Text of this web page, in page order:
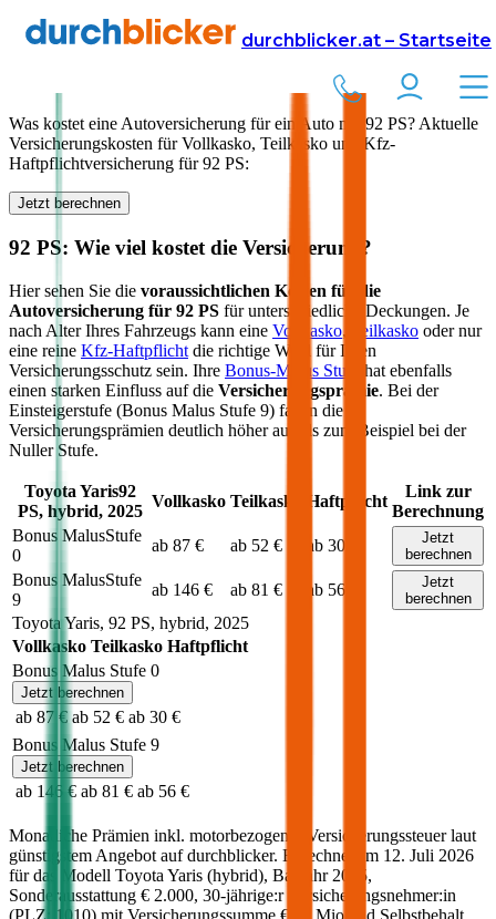
durchblicker.at – Startseite
Versicherung Autoversicherung
PS in Österreich
Was kostet eine Autoversicherung für ein Auto mit 92 PS? Aktuelle
Versicherungskosten für Vollkasko, Teilkasko und Kfz-
Haftpflichtversicherung für92 PS:
Jetzt berechnen
92 PS: Wie viel kostet die Versicherung?
Hier sehen Sie die voraussichtlichen Kosten für die
Autoversicherung für 92 PS für unterschiedliche Deckungen. Je
nach Alter Ihres Fahrzeugs kann eine Vollkasko, Teilkasko oder nur
eine reine Kfz-Haftpflicht die richtige Wahl für Ihren
Versicherungsschutz sein. Ihre Bonus-Malus Stufe
hat ebenfalls
einen starken Einfluss auf die Versicherungsprämie. Bei der
Einsteigerstufe (Bonus Malus Stufe 9) fallen die
Versicherungsprämien deutlich höher aus als zum Beispiel bei der
Nuller Stufe.
Toyota Yaris92
PS, hybrid, 2025
Vollkasko Teilkasko Haftpflicht
Link zur
Berechnung
Bonus MalusStufe
0
ab 87 € ab 52 € ab 30 €
Jetzt
berechnen
Bonus MalusStufe
9
ab 146 € ab 81 € ab 56 €
Jetzt
berechnen
Toyota Yaris, 92 PS, hybrid, 2025
Vollkasko Teilkasko Haftpflicht
Bonus Malus Stufe 0
Jetzt berechnen
ab 87 € ab 52 € ab 30 €
Bonus Malus Stufe 9
Jetzt berechnen
ab 146 € ab 81 € ab 56 €
Monatliche Prämien inkl. motorbezogener Versicherungssteuer laut
günstigstem Angebot auf durchblicker. Berechnet am 12. Juli 2026
für das Modell Toyota Yaris (hybrid), Baujahr 2025,
Sonderausstattung € 2.000, 30-jährige:rVersicherungsnehmer:in
(PLZ:
1010) mit Versicherungssumme € 20 Mio und Selbstbehalt